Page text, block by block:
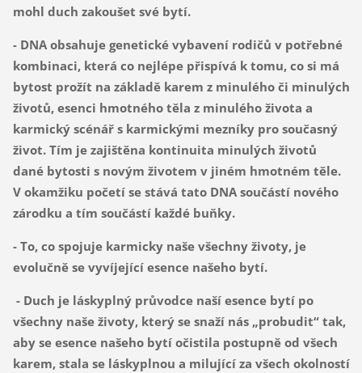
mohl duch zakoušet své bytí.
- DNA obsahuje genetické vybavení rodičů v potřebné
kombinaci, která co nejlépe přispívá k tomu, co si má
bytost prožít na základě karem z minulého či minulých
životů, esenci hmotného těla z minulého života a
karmický scénář s karmickými mezníky pro současný
život. Tím je zajištěna kontinuita minulých životů
dané bytosti s novým životem v jiném hmotném těle.
V okamžiku početí se stává tato DNA součástí nového
zárodku a tím součástí každé buňky.
- To, co spojuje karmicky naše všechny životy, je
evolučně se vyvíjející esence našeho bytí.
- Duch je láskyplný průvodce naší esence bytí po
všechny naše životy, který se snaží nás „probudit“ tak,
aby se esence našeho bytí očistila postupně od všech
karem, stala se láskyplnou a milující za všech okolností